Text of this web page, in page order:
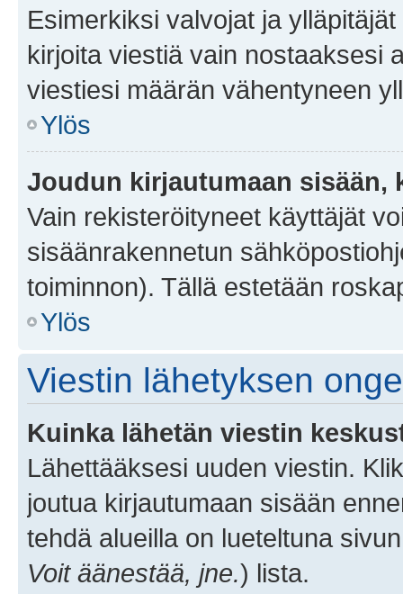
Esimerkiksi valvojat ja
kirjoita viestiä vain nostaaksesi
viestiesi määrän vähentyneen
Ylös
Joudun kirjautumaan sisään,
Vain rekisteröityneet käyttäjät
sisäänrakennetun
toiminnon). Tällä estetään
Ylös
Viestin lähetyksen
Kuinka lähetän viestin
Lähettääksesi uuden viestin.
joutua kirjautumaan sisään
tehdä alueilla on lueteltuna
Voit äänestää, jne.) lista.